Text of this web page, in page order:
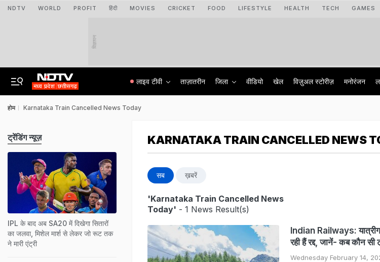
NDTV WORLD PROFIT हिंदी MOVIES CRICKET FOOD LIFESTYLE HEALTH TECH GAMES
विज्ञापन
लाइव टीवी ताज़ातरीन जिला वीडियो खेल विज़ुअल स्टोरीज़ मनोरंजन
होम Karnataka Train Cancelled News Today
KARNATAKA TRAIN CANCELLED NEWS
सब ख़बरें
'Karnataka Train Cancelled News
Today' - 1 News Result(s)
Indian Railways:
रही हैं रद्द, जानें- कब कौन सी
Wednesday February 14,
ट्रेंडिंग न्यूज़
IPL के बाद अब SA20 में दिखेगा सितारों
का जलवा, मिशेल मार्श से लेकर जो रूट तक
ने मारी एंट्री